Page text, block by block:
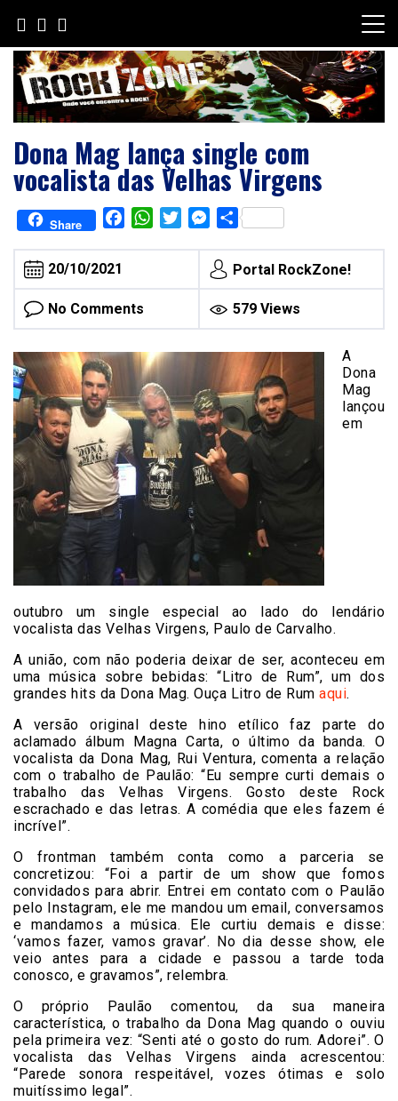
content
Dona Mag lança single com
vocalista das Velhas Virgens
Share FacebookWhatsAppTwitterMessenger
Share
20/10/2021 Portal RockZone!
No Comments 579 Views
A
Dona
Mag
lançou
em
outubro um single especial ao lado do lendário
vocalista das Velhas Virgens, Paulo de Carvalho.
A união, com não poderia deixar de ser, aconteceu em
uma música sobre bebidas: “Litro de Rum”, um dos
grandes hits da Dona Mag. Ouça Litro de Rum aqui.
A versão original deste hino etílico faz parte do
aclamado álbum Magna Carta, o último da banda. O
vocalista da Dona Mag, Rui Ventura, comenta a relação
com o trabalho de Paulão: “Eu sempre curti demais o
trabalho das Velhas Virgens. Gosto deste Rock
escrachado e das letras. A comédia que eles fazem é
incrível”.
O frontman também conta como a parceria se
concretizou: “Foi a partir de um show que fomos
convidados para abrir. Entrei em contato com o Paulão
pelo Instagram, ele me mandou um email, conversamos
e mandamos a música. Ele curtiu demais e disse:
‘vamos fazer, vamos gravar’. No dia desse show, ele
veio antes para a cidade e passou a tarde toda
conosco, e gravamos”, relembra.
O próprio Paulão comentou, da sua maneira
característica, o trabalho da Dona Mag quando o ouviu
pela primeira vez: “Senti até o gosto do rum. Adorei”. O
vocalista das Velhas Virgens ainda acrescentou:
“Parede sonora respeitável, vozes ótimas e solo
muitíssimo legal”.